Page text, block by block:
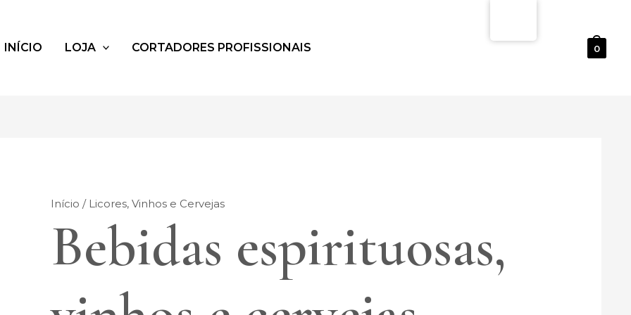
INÍCIO LOJA CORTADORES PROFISSIONAIS 0
Início / Licores, Vinhos e Cervejas
Bebidas espirituosas,